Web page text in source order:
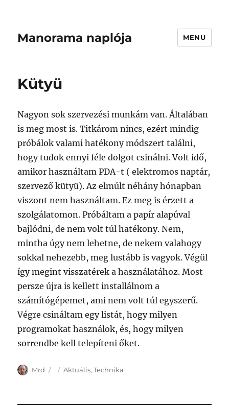
Manorama naplója MENU
Kütyü
Nagyon sok szervezési munkám van. Általában
is meg most is. Titkárom nincs, ezért mindig
próbálok valami hatékony módszert találni,
hogy tudok ennyi féle dolgot csinálni. Volt idő,
amikor használtam PDA-t ( elektromos naptár,
szervező kütyü). Az elmúlt néhány hónapban
viszont nem használtam. Ez meg is érzett a
szolgálatomon. Próbáltam a papír alapúval
bajlódni, de nem volt túl hatékony. Nem,
mintha úgy nem lehetne, de nekem valahogy
sokkal nehezebb, meg lustább is vagyok. Végül
így megint visszatérek a használatához. Most
persze újra is kellett installálnom a
számítógépemet, ami nem volt túl egyszerű.
Végre csináltam egy listát, hogy milyen
programokat használok, és, hogy milyen
sorrendbe kell telepíteni őket.
Author
Mrd
Posted
Categories
Aktuális,Technika